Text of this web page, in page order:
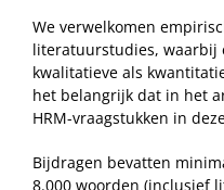
We verwelkomen
literatuurstudies, waarbij
kwalitatieve als
het belangrijk dat in het
HRM-vraagstukken in
Bijdragen bevatten
8.000 woorden (inclusief